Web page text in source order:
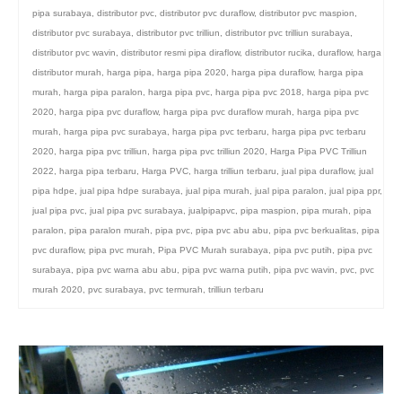
pipa surabaya, distributor pvc, distributor pvc duraflow, distributor pvc maspion,
distributor pvc surabaya, distributor pvc trilliun, distributor pvc trilliun surabaya,
distributor pvc wavin, distributor resmi pipa diraflow, distributor rucika, duraflow, harga
distributor murah, harga pipa, harga pipa 2020, harga pipa duraflow, harga pipa
murah, harga pipa paralon, harga pipa pvc, harga pipa pvc 2018, harga pipa pvc
2020, harga pipa pvc duraflow, harga pipa pvc duraflow murah, harga pipa pvc
murah, harga pipa pvc surabaya, harga pipa pvc terbaru, harga pipa pvc terbaru
2020, harga pipa pvc trilliun, harga pipa pvc trilliun 2020, Harga Pipa PVC Trilliun
2022, harga pipa terbaru, Harga PVC, harga trilliun terbaru, jual pipa duraflow, jual
pipa hdpe, jual pipa hdpe surabaya, jual pipa murah, jual pipa paralon, jual pipa ppr,
jual pipa pvc, jual pipa pvc surabaya, jualpipapvc, pipa maspion, pipa murah, pipa
paralon, pipa paralon murah, pipa pvc, pipa pvc abu abu, pipa pvc berkualitas, pipa
pvc duraflow, pipa pvc murah, Pipa PVC Murah surabaya, pipa pvc putih, pipa pvc
surabaya, pipa pvc warna abu abu, pipa pvc warna putih, pipa pvc wavin, pvc, pvc
murah 2020, pvc surabaya, pvc termurah, trilliun terbaru